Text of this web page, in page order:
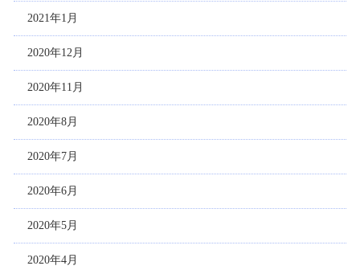
2021年1月
2020年12月
2020年11月
2020年8月
2020年7月
2020年6月
2020年5月
2020年4月